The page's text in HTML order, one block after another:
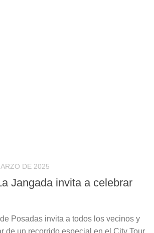
DE 2025
Jangada invita a celebrar
Posadas invita a todos los vecinos y